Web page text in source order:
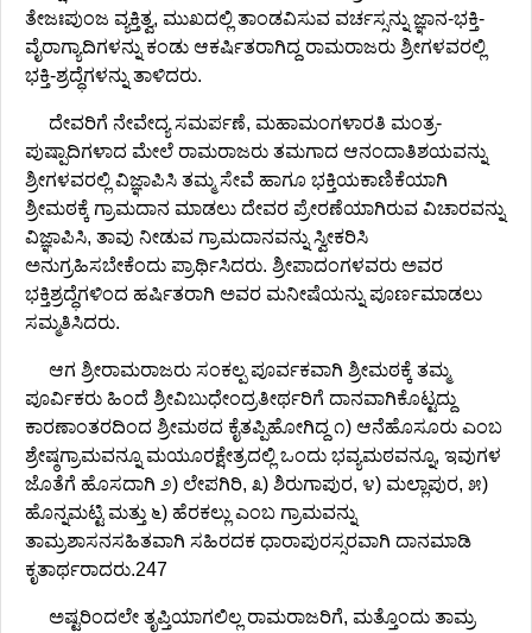
ತೇಜಃಪುಂಜ ವ್ಯಕ್ತಿತ್ವ, ಮುಖದಲ್ಲಿ ತಾಂಡವಿಸುವ ವರ್ಚಸ್ಸನ್ನು ಜ್ಞಾನ-ಭಕ್ತಿ-
ವೈರಾಗ್ಯಾದಿಗಳನ್ನು ಕಂಡು ಆಕರ್ಷಿತರಾಗಿದ್ದ ರಾಮರಾಜರು ಶ್ರೀಗಳವರಲ್ಲಿ
ಭಕ್ತಿ-ಶ್ರದ್ಧೆಗಳನ್ನು ತಾಳಿದರು.
ದೇವರಿಗೆ ನೇವೇದ್ಯ ಸಮರ್ಪಣೆ, ಮಹಾಮಂಗಳಾರತಿ ಮಂತ್ರ-
ಪುಷ್ಪಾದಿಗಳಾದ ಮೇಲೆ ರಾಮರಾಜರು ತಮಗಾದ ಆನಂದಾತಿಶಯವನ್ನು
ಶ್ರೀಗಳವರಲ್ಲಿ ವಿಜ್ಞಾಪಿಸಿ ತಮ್ಮ ಸೇವೆ ಹಾಗೂ ಭಕ್ತಿಯಕಾಣಿಕೆಯಾಗಿ
ಶ್ರೀಮಠಕ್ಕೆ ಗ್ರಾಮದಾನ ಮಾಡಲು ದೇವರ ಪ್ರೇರಣೆಯಾಗಿರುವ ವಿಚಾರವನ್ನು
ವಿಜ್ಞಾಪಿಸಿ, ತಾವು ನೀಡುವ ಗ್ರಾಮದಾನವನ್ನು ಸ್ವೀಕರಿಸಿ
ಅನುಗ್ರಹಿಸಬೇಕೆಂದು ಪ್ರಾರ್ಥಿಸಿದರು. ಶ್ರೀಪಾದಂಗಳವರು ಅವರ
ಭಕ್ತಿಶ್ರದ್ಧೆಗಳಿಂದ ಹರ್ಷಿತರಾಗಿ ಅವರ ಮನೀಷೆಯನ್ನು ಪೂರ್ಣಮಾಡಲು
ಸಮ್ಮತಿಸಿದರು.
ಆಗ ಶ್ರೀರಾಮರಾಜರು ಸಂಕಲ್ಪ ಪೂರ್ವಕವಾಗಿ ಶ್ರೀಮಠಕ್ಕೆ ತಮ್ಮ
ಪೂರ್ವಿಕರು ಹಿಂದೆ ಶ್ರೀವಿಬುಧೇಂದ್ರತೀರ್ಥರಿಗೆ ದಾನವಾಗಿಕೊಟ್ಟದ್ದು
ಕಾರಣಾಂತರದಿಂದ ಶ್ರೀಮಠದ ಕೈತಪ್ಪಿಹೋಗಿದ್ದ ೧) ಆನೆಹೊಸೂರು ಎಂಬ
ಶ್ರೇಷ್ಠಗ್ರಾಮವನ್ನೂ ಮಯೂರಕ್ಷೇತ್ರದಲ್ಲಿ ಒಂದು ಭವ್ಯಮಠವನ್ನೂ, ಇವುಗಳ
ಜೊತೆಗೆ ಹೊಸದಾಗಿ ೨) ಲೇಪಗಿರಿ, ೩) ಶಿರುಗಾಪುರ, ೪) ಮಲ್ಲಾಪುರ, ೫)
ಹೊನ್ನಮಟ್ಟಿ ಮತ್ತು ೬) ಹೆರಕಲ್ಲು ಎಂಬ ಗ್ರಾಮವನ್ನು
ತಾಮ್ರಶಾಸನಸಹಿತವಾಗಿ ಸಹಿರದಕ ಧಾರಾಪುರಸ್ಸರವಾಗಿ ದಾನಮಾಡಿ
ಕೃತಾರ್ಥರಾದರು.247
ಅಷ್ಟರಿಂದಲೇ ತೃಪ್ತಿಯಾಗಲಿಲ್ಲ ರಾಮರಾಜರಿಗೆ, ಮತ್ತೊಂದು ತಾಮ್ರ